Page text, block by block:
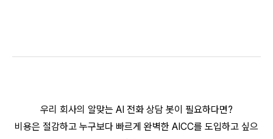
우리 회사의 알맞는 AI 전화 상담 봇이 필요하다면?
비용은 절감하고 누구보다 빠르게 완벽한 AICC를 도입하고 싶으